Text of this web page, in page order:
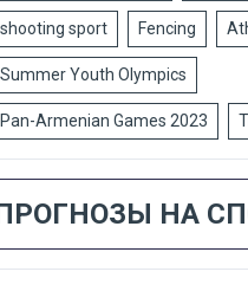
shooting sport Fencing
Summer Youth Olympics
Pan-Armenian Games 2023
НА